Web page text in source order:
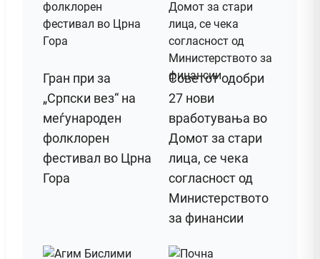
Гран при за
„Српски вез“ на
меѓународен
фолклорен
фестивал во Црна
Гора
Советот одобри
27 нови
вработувања во
Домот за стари
лица, се чека
согласност од
Министерството
за финансии